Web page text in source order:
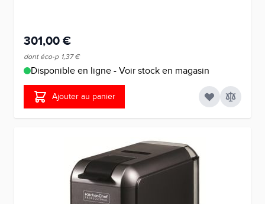
301,00 €
dont éco-p 1,37 €
Disponible en ligne - Voir stock en magasin
Ajouter au panier